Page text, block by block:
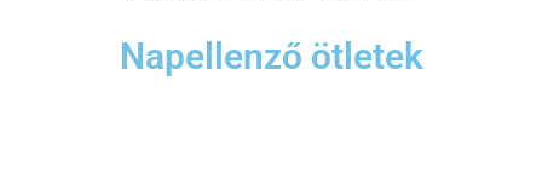
Napellenző ötletek